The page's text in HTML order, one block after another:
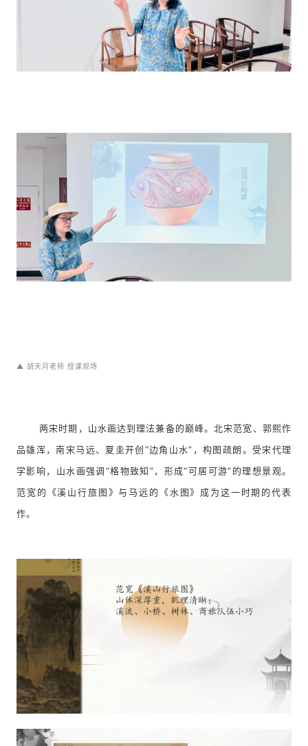
▲胡天月老师 授课现场
两宋时期，山水画达到理法兼备的巅峰。北宋范宽、郭熙作
品雄浑，南宋马远、夏圭开创“边角山水”，构图疏朗。受宋代理
学影响，山水画强调“格物致知”，形成“可居可游”的理想景观。
范宽的《溪山行旅图》与马远的《水图》成为这一时期的代表
作。